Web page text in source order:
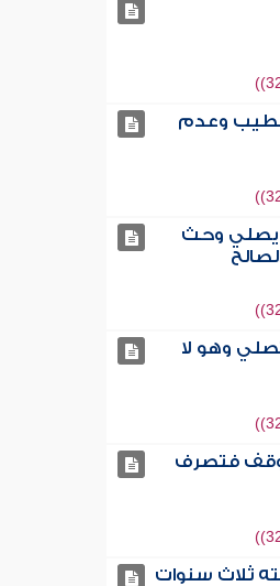
وعدم
يصلي وحث
وهو لا
فتصرف
ثلاث سنوات